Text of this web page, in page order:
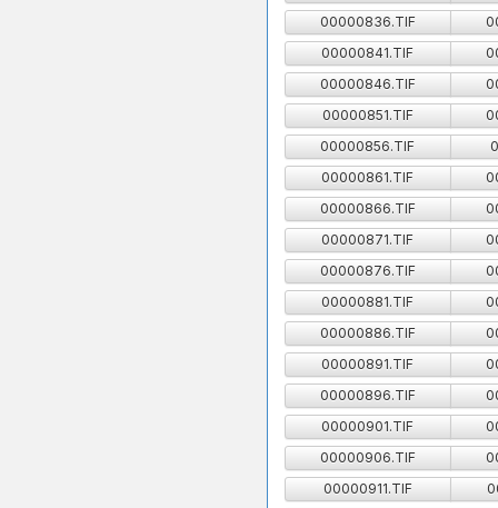
00000836.TIF
00000841.TIF
00000846.TIF
00000851.TIF
00000856.TIF
00000861.TIF
00000866.TIF
00000871.TIF
00000876.TIF
00000881.TIF
00000886.TIF
00000891.TIF
00000896.TIF
00000901.TIF
00000906.TIF
00000911.TIF